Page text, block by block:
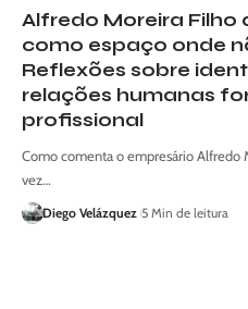
Alfredo Moreira
como espaço onde
Reflexões sobre
relações humanas
profissional
Como comenta o empresário Alfredo
vez…
Diego Velázquez 5 Min de leitura